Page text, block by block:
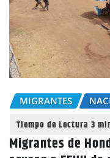
MIGRANTES
Migrantes de